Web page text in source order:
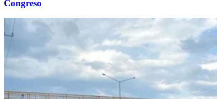
Congreso